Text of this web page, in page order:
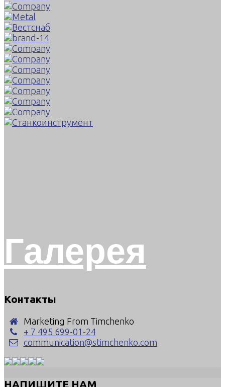
Галерея
Контакты
Marketing From Timchenko
+ 7 495 699-01-24
communication@stimchenko.com
НАПИШИТЕ НАМ